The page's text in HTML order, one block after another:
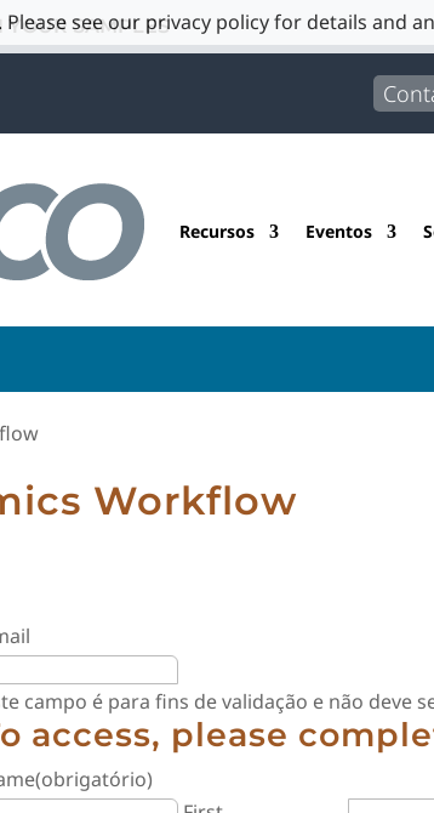
YOUR SAMPLES
Recursos Eventos
Workflow
campo é para fins de validação e não deve
access, please
(obrigatório)
see our privacy policy for details and